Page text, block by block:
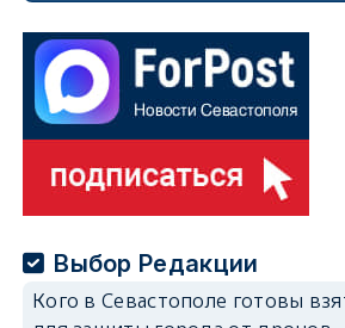
Выбор Редакции
Кого в Севастополе готовы